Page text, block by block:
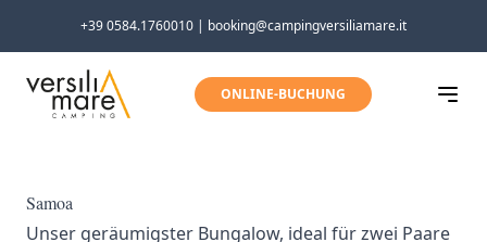
+39 0584.1760010 | booking@campingversiliamare.it
ONLINE-BUCHUNG
Samoa
Unser geräumigster Bungalow, ideal für zwei Paare